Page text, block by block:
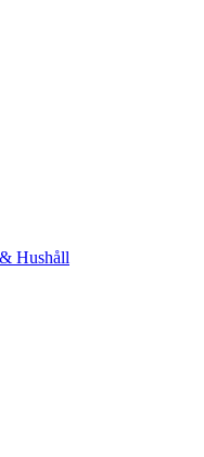
Hushåll